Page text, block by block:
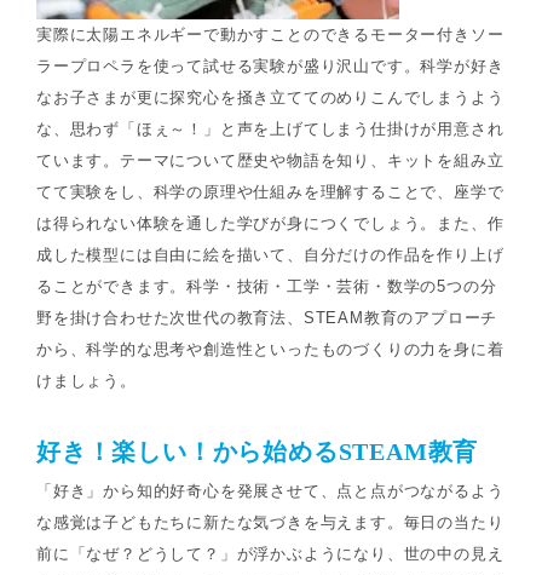
実際に太陽エネルギーで動かすことのできるモーター付きソー
ラープロペラを使って試せる実験が盛り沢山です。科学が好き
なお子さまが更に探究心を掻き立ててのめりこんでしまうよう
な、思わず「ほぇ～！」と声を上げてしまう仕掛けが用意され
ています。テーマについて歴史や物語を知り、キットを組み立
てて実験をし、科学の原理や仕組みを理解することで、座学で
は得られない体験を通した学びが身につくでしょう。また、作
成した模型には自由に絵を描いて、自分だけの作品を作り上げ
ることができます。科学・技術・工学・芸術・数学の5つの分
野を掛け合わせた次世代の教育法、STEAM教育のアプローチ
から、科学的な思考や創造性といったものづくりの力を身に着
けましょう。
好き！楽しい！から始めるSTEAM教育
「好き」から知的好奇心を発展させて、点と点がつながるよう
な感覚は子どもたちに新たな気づきを与えます。毎日の当たり
前に「なぜ？どうして？」が浮かぶようになり、世の中の見え